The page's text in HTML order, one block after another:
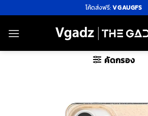
ไป
ยัง
โค้ดส่งฟรี:VGAUGFS
คัดกรอง